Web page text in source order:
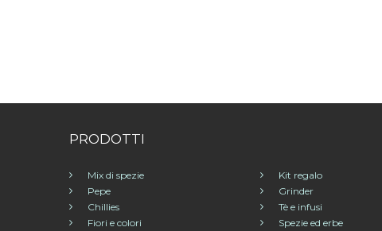
PRODOTTI
Mix di spezie
Pepe
Chillies
Fiori e colori
Kit regalo
Grinder
Tè e infusi
Spezie ed erbe